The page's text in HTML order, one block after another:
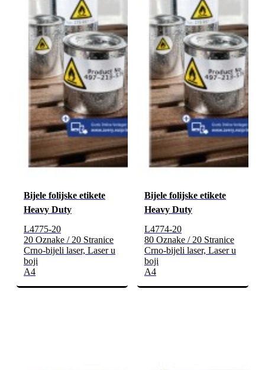
Bijele folijske etikete
Heavy Duty
L4775-20
20 Oznake / 20 Stranice
Crno-bijeli laser, Laser u
boji
A4
Bijele folijske etikete
Heavy Duty
L4774-20
80 Oznake / 20 Stranice
Crno-bijeli laser, Laser u
boji
A4